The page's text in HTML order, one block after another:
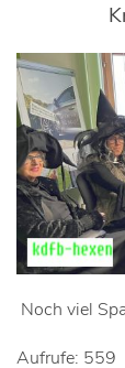
Noch viel
Aufrufe: 559